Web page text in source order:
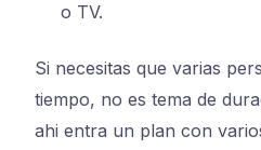
o TV.
Si necesitas que varias
tiempo, no es tema de
ahi entra un plan con